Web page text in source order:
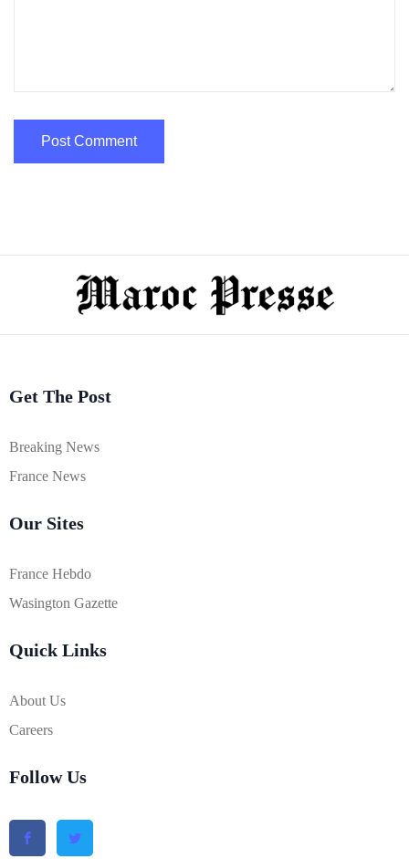
Get The Post
Breaking News
France News
Our Sites
France Hebdo
Wasington Gazette
Quick Links
About Us
Careers
Follow Us